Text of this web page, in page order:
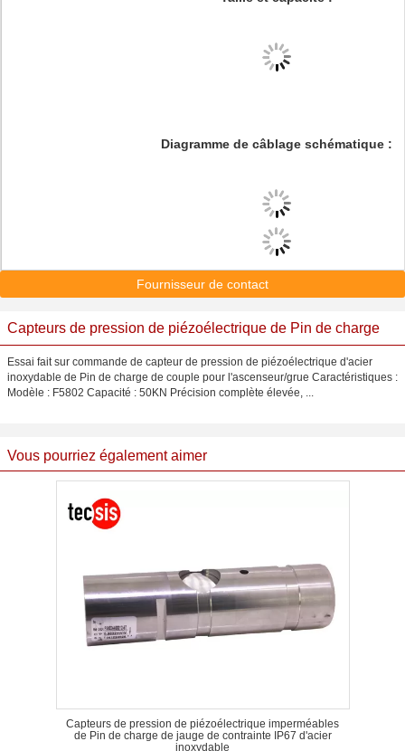
Diagramme de câblage schématique :
Fournisseur de contact
Capteurs de pression de piézoélectrique de Pin de charge
Essai fait sur commande de capteur de pression de piézoélectrique d'acier
inoxydable de Pin de charge de couple pour l'ascenseur/grue Caractéristiques :
Modèle : F5802 Capacité : 50KN Précision complète élevée, ...
Vous pourriez également aimer
Capteurs de pression de piézoélectrique imperméables
de Pin de charge de jauge de contrainte IP67 d'acier
inoxydable